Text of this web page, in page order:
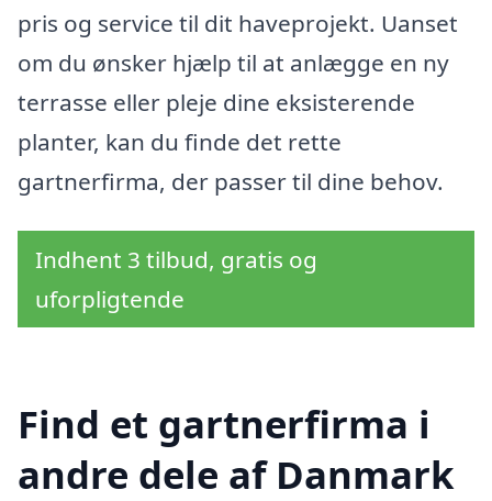
pris og service til dit haveprojekt. Uanset
om du ønsker hjælp til at anlægge en ny
terrasse eller pleje dine eksisterende
planter, kan du finde det rette
gartnerfirma, der passer til dine behov.
Indhent 3 tilbud, gratis og
uforpligtende
Find et gartnerfirma i
andre dele af Danmark